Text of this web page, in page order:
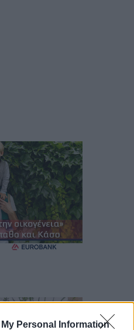
Personal Information